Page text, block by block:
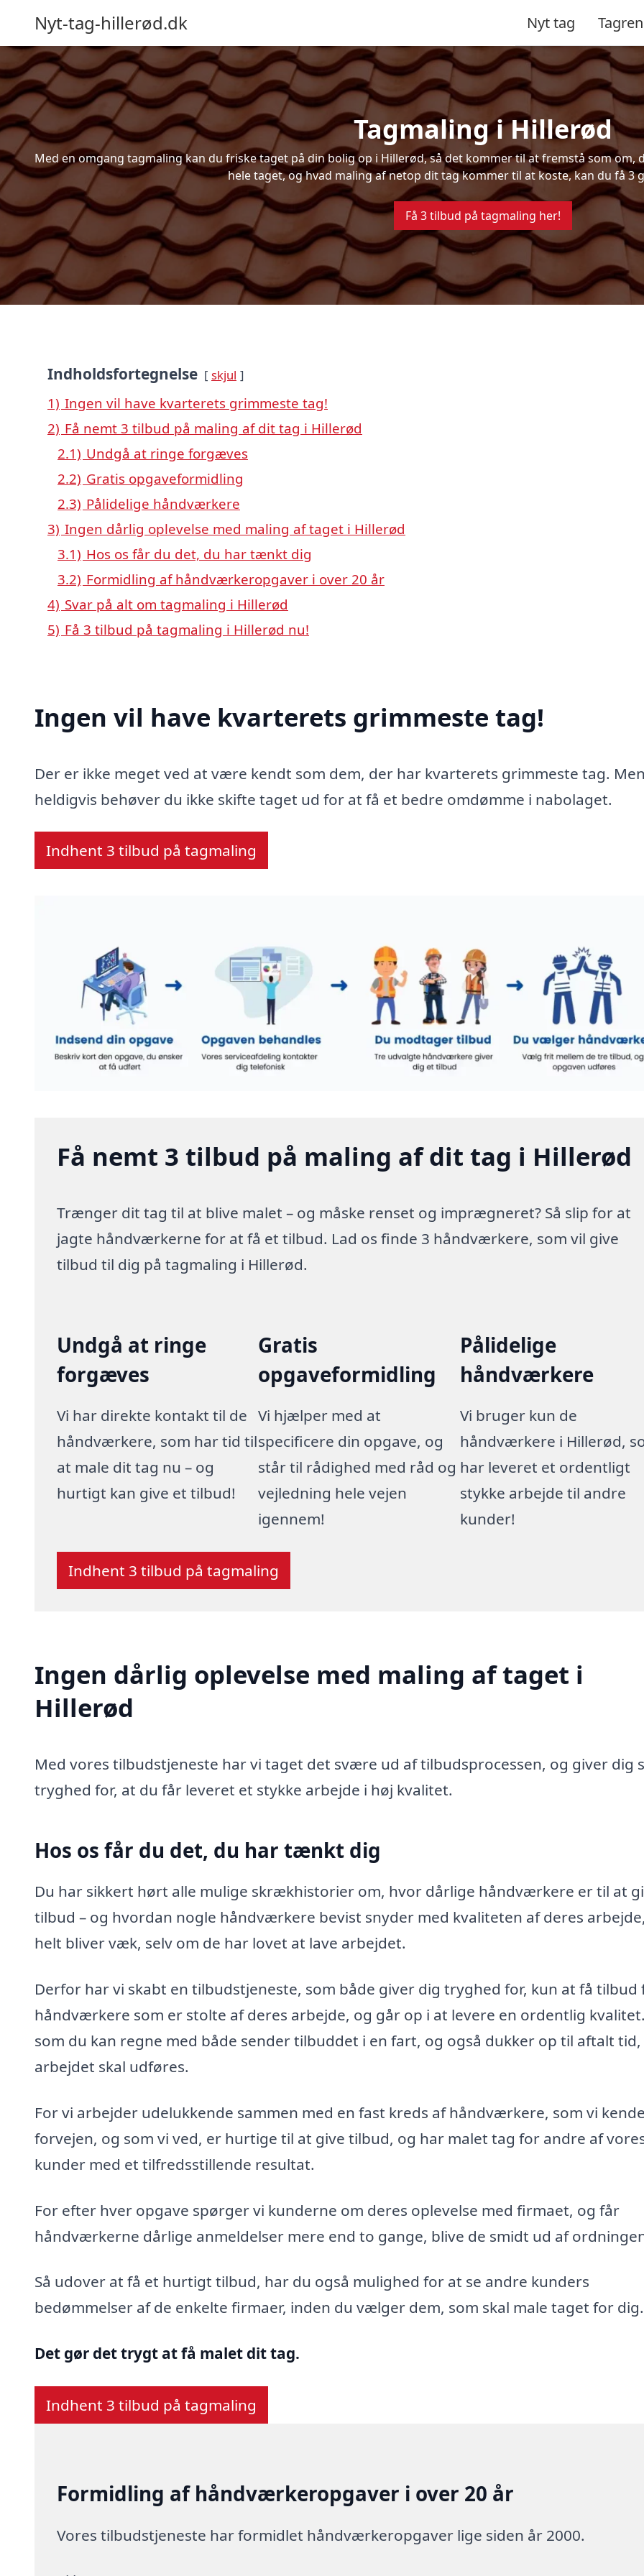
Nyt-tag-hillerød.dk Nyt tag
Tagmaling i Hillerød
Med en omgang tagmaling kan du friske taget på din bolig op i Hillerød, så det kommer til at fremstå som
hele taget, og hvad maling af netop dit tag kommer til at koste, kan du få 3
Få 3 tilbud på tagmaling her!
Indholdsfortegnelse skjul
1) Ingen vil have kvarterets grimmeste tag!
2) Få nemt 3 tilbud på maling af dit tag i Hillerød
2.1) Undgå at ringe forgæves
2.2) Gratis opgaveformidling
2.3) Pålidelige håndværkere
3) Ingen dårlig oplevelse med maling af taget i Hillerød
3.1) Hos os får du det, du har tænkt dig
3.2) Formidling af håndværkeropgaver i over 20 år
4) Svar på alt om tagmaling i Hillerød
5) Få 3 tilbud på tagmaling i Hillerød nu!
Ingen vil have kvarterets grimmeste tag!
Der er ikke meget ved at være kendt som dem, der har kvarterets grimmeste tag.
heldigvis behøver du ikke skifte taget ud for at få et bedre omdømme i nabolaget.
Indhent 3 tilbud på tagmaling
Få nemt 3 tilbud på maling af dit tag i Hillerød
Trænger dit tag til at blive malet – og måske renset og imprægneret? Så slip for at
jagte håndværkerne for at få et tilbud. Lad os finde 3 håndværkere, som vil give
tilbud til dig på tagmaling i Hillerød.
Undgå at ringe
forgæves
Vi har direkte kontakt til de
håndværkere, som har tid til
at male dit tag nu – og
hurtigt kan give et tilbud!
Gratis
opgaveformidling
Vi hjælper med at
specificere din opgave, og
står til rådighed med råd og
vejledning hele vejen
igennem!
Pålidelige
håndværkere
Vi bruger kun de
håndværkere i Hillerød,
har leveret et ordentligt
stykke arbejde til andre
kunder!
Indhent 3 tilbud på tagmaling
Ingen dårlig oplevelse med maling af taget i
Hillerød
Med vores tilbudstjeneste har vi taget det svære ud af tilbudsprocessen, og giver dig
tryghed for, at du får leveret et stykke arbejde i høj kvalitet.
Hos os får du det, du har tænkt dig
Du har sikkert hørt alle mulige skrækhistorier om, hvor dårlige håndværkere er til at
tilbud – og hvordan nogle håndværkere bevist snyder med kvaliteten af deres
helt bliver væk, selv om de har lovet at lave arbejdet.
Derfor har vi skabt en tilbudstjeneste, som både giver dig tryghed for, kun at få tilbud
håndværkere som er stolte af deres arbejde, og går op i at levere en ordentlig
som du kan regne med både sender tilbuddet i en fart, og også dukker op til aftalt
arbejdet skal udføres.
For vi arbejder udelukkende sammen med en fast kreds af håndværkere, som vi
forvejen, og som vi ved, er hurtige til at give tilbud, og har malet tag for andre af
kunder med et tilfredsstillende resultat.
For efter hver opgave spørger vi kunderne om deres oplevelse med firmaet, og får
håndværkerne dårlige anmeldelser mere end to gange, blive de smidt ud af
Så udover at få et hurtigt tilbud, har du også mulighed for at se andre kunders
bedømmelser af de enkelte firmaer, inden du vælger dem, som skal male taget for dig.
Det gør det trygt at få malet dit tag.
Indhent 3 tilbud på tagmaling
Formidling af håndværkeropgaver i over 20 år
Vores tilbudstjeneste har formidlet håndværkeropgaver lige siden år 2000.